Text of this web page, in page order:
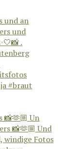
und an
📸🫶🏼 Un